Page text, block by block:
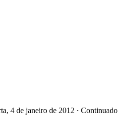
4 de janeiro de 2012 · Continuado